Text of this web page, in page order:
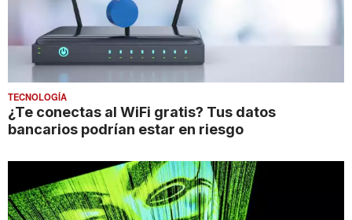
TECNOLOGÍA
¿Te conectas al WiFi gratis? Tus datos
bancarios podrían estar en riesgo